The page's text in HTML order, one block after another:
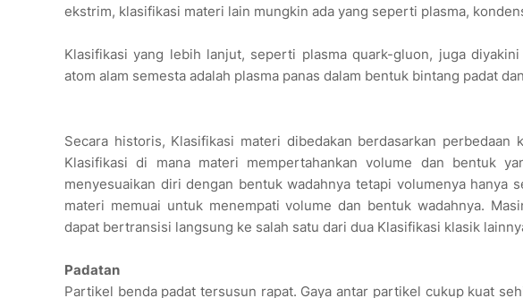
ekstrim, klasifikasi materi lain mungkin ada yang seperti plasma,
Klasifikasi yang lebih lanjut, seperti plasma quark-gluon, juga
atom alam semesta adalah plasma panas dalam bentuk bintang padat
Secara historis, Klasifikasi materi dibedakan berdasarkan perbedaan
Klasifikasi di mana materi mempertahankan volume dan bentuk
menyesuaikan diri dengan bentuk wadahnya tetapi volumenya hanya
materi memuai untuk menempati volume dan bentuk wadahnya.
dapat bertransisi langsung ke salah satu dari dua Klasifikasi klasik
Padatan
Partikel benda padat tersusun rapat. Gaya antar partikel cukup kuat